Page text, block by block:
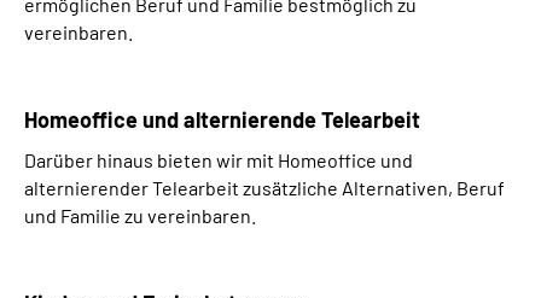
vereinbaren.
Homeoffice und alternierende Telearbeit
Darüber hinaus bieten wir mit Homeoffice und
alternierender Telearbeit zusätzliche Alternativen, Beruf
und Familie zu vereinbaren.